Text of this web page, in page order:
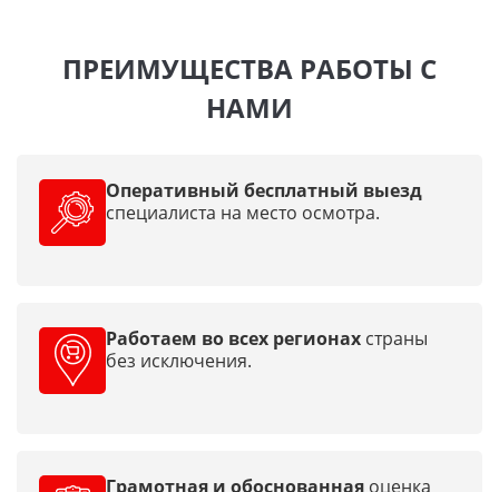
ПРЕИМУЩЕСТВА РАБОТЫ С
НАМИ
Оперативный бесплатный выезд
специалиста на место осмотра.
Работаем во всех регионах страны
без исключения.
Грамотная и обоснованная оценка